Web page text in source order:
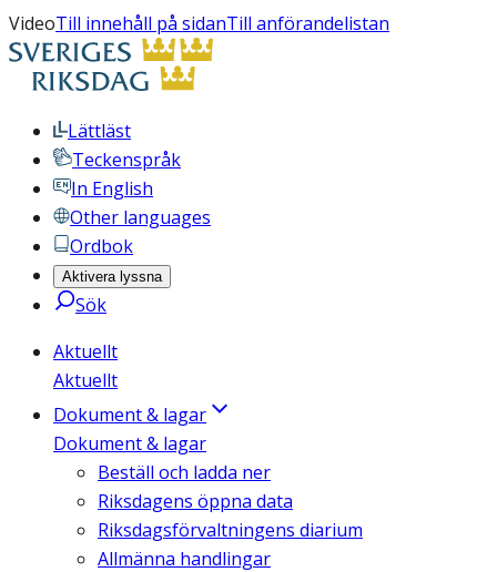
VideoTill innehåll på sidanTill anförandelistan
Lättläst
Teckenspråk
In English
Other languages
Ordbok
Aktivera lyssna
Sök
Aktuellt
Aktuellt
Dokument & lagar
Dokument & lagar
Beställ och ladda ner
Riksdagens öppna data
Riksdagsförvaltningens diarium
Allmänna handlingar